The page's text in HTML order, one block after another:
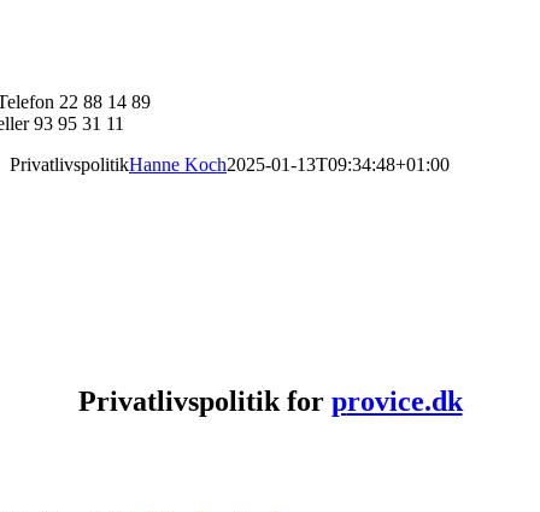
22 88 14 89
93 95 31 11
PrivatlivspolitikHanne Koch2025-01-13T09:34:48+01:00
Privatlivspolitik for provice.dk